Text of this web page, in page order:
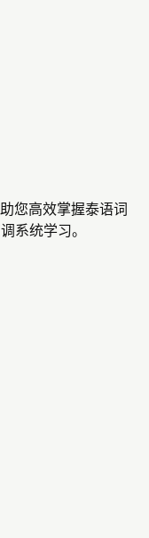
您高效掌握泰语词
系统学习。